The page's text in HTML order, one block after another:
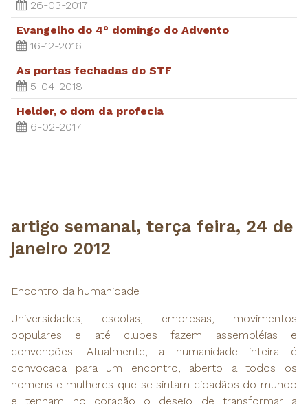
26-03-2017
Evangelho do 4° domingo do Advento
16-12-2016
As portas fechadas do STF
5-04-2018
Helder, o dom da profecia
6-02-2017
​artigo semanal, terça feira, 24 de
janeiro 2012
Encontro da humanidade
Universidades, escolas, empresas, movimentos
populares e até clubes fazem assembléias e
convenções. Atualmente, a humanidade inteira é
convocada para um encontro, aberto a todos os
homens e mulheres que se sintam cidadãos do mundo
e tenham no coração o desejo de transformar a